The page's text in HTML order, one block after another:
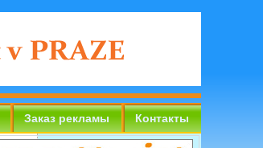
Заказ рекламы Контакты